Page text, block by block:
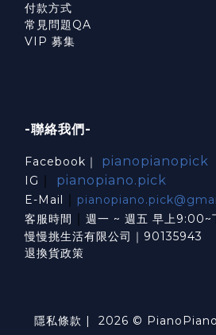
付款方式
常見問題QA
VIP 募集
-聯絡我們-
Facebook｜ pianopianopick
IG pianopiano.pick
E-Mail
客服時間
週一 ~ 週五 早上9:00~
慢慢挑生活有限公司｜90135943
退換貨政策
隱私條款 | 2026 ©